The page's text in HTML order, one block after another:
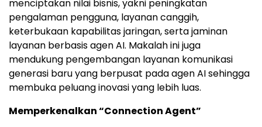
menciptakan nilai bisnis, yakni peningkatan
pengalaman pengguna, layanan canggih,
keterbukaan kapabilitas jaringan, serta jaminan
layanan berbasis agen AI. Makalah ini juga
mendukung pengembangan layanan komunikasi
generasi baru yang berpusat pada agen AI sehingga
membuka peluang inovasi yang lebih luas.
Memperkenalkan “Connection Agent”